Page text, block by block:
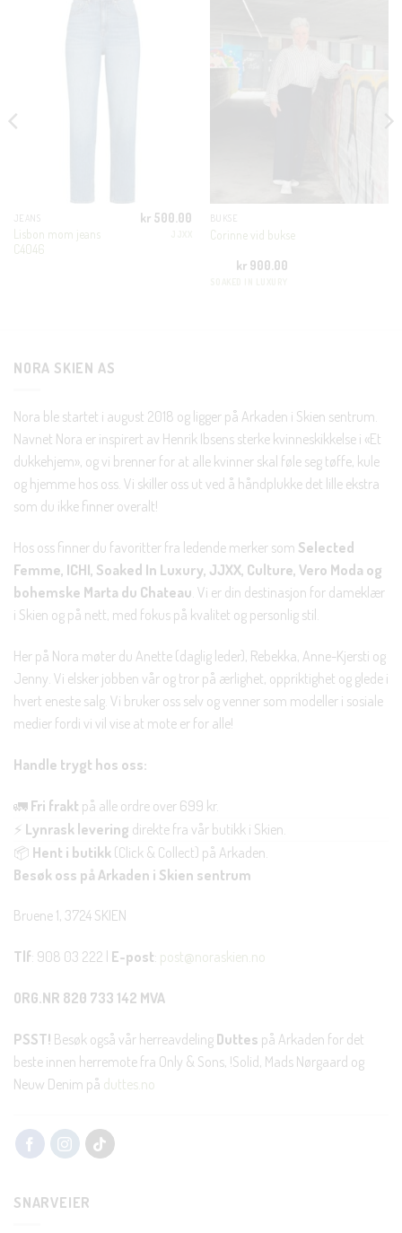
JEANS
Lisbon mom jeans
C4046
kr 500.00 BUKSE
Corinne vid bukse
kr900.00
NORA SKIEN AS
Nora ble startet i august 2018 og ligger på Arkaden i Skien sentrum.
Navnet Nora er inspirert av Henrik Ibsens sterke kvinneskikkelse i «Et
dukkehjem», og vi brenner for at alle kvinner skal føle seg tøffe, kule
og hjemme hos oss. Vi skiller oss ut ved å håndplukke det lille ekstra
som du ikke finner overalt!
Hos oss finner du favoritter fra ledende merker som Selected
Femme, ICHI, Soaked In Luxury, JJXX, Culture, Vero Moda og
bohemske Marta du Chateau. Vi er din destinasjon for dameklær
i Skien og på nett, med fokus på kvalitet og personlig stil.
Her på Nora møter du Anette (daglig leder), Rebekka, Anne-Kjersti og
Jenny. Vi elsker jobben vår og tror på ærlighet, oppriktighet og glede i
hvert eneste salg. Vi bruker oss selv og venner som modeller i sosiale
medier fordi vi vil vise at mote er for alle!
Handle trygt hos oss:
🚛 Fri frakt på alle ordre over 699 kr.
⚡ Lynrask levering direkte fra vår butikk i Skien.
📦 Hent i butikk (Click & Collect) på Arkaden.
Besøk oss på Arkaden i Skien sentrum
Bruene 1, 3724 SKIEN
Tlf: 908 03 222 | E-post: post@noraskien.no
ORG.NR 820 733 142 MVA
PSST! Besøk også vår herreavdeling Duttes på Arkaden for det
beste innen herremote fra Only & Sons, !Solid, Mads Nørgaard og
Neuw Denim på duttes.no
SNARVEIER
KUNDEKLUBB
Bli en del av Nora-familien i dag. Som medlem får du 10%
rabatt på din første handel og eksklusive fordeler rett i lomma.